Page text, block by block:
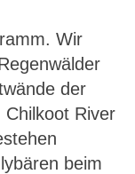
Wir
der
River
beim